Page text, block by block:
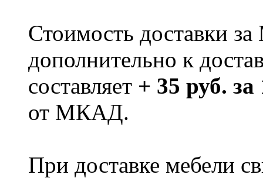
Стоимость доставки
дополнительно к
составляет + 35 руб.
от МКАД.
При доставке мебели